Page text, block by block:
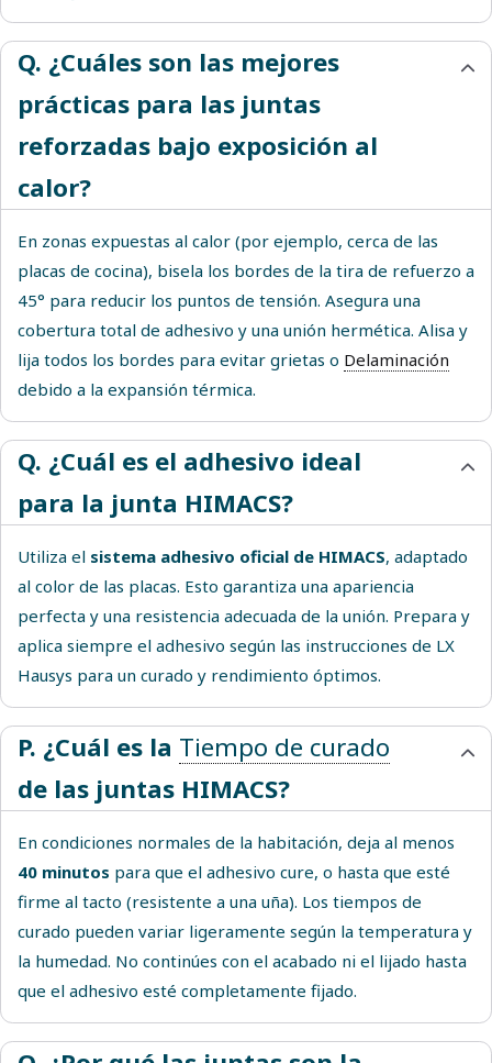
Q. ¿Cuáles son las mejores
prácticas para las juntas
reforzadas bajo exposición al
calor?
En zonas expuestas al calor (por ejemplo, cerca de las
placas de cocina), bisela los bordes de la tira de refuerzo a
45° para reducir los puntos de tensión. Asegura una
cobertura total de adhesivo y una unión hermética. Alisa y
lija todos los bordes para evitar grietas o Delaminación
debido a la expansión térmica.
Q. ¿Cuál es el adhesivo ideal
para la junta HIMACS?
Utiliza el sistema adhesivo oficial de HIMACS, adaptado
al color de las placas. Esto garantiza una apariencia
perfecta y una resistencia adecuada de la unión. Prepara y
aplica siempre el adhesivo según las instrucciones de LX
Hausys para un curado y rendimiento óptimos.
P. ¿Cuál es la Tiempo de curado
de las juntas HIMACS?
En condiciones normales de la habitación, deja al menos
40 minutos para que el adhesivo cure, o hasta que esté
firme al tacto (resistente a una uña). Los tiempos de
curado pueden variar ligeramente según la temperatura y
la humedad. No continúes con el acabado ni el lijado hasta
que el adhesivo esté completamente fijado.